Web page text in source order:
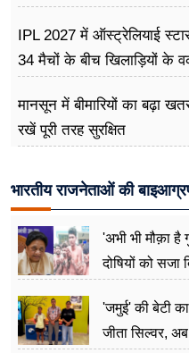
IPL 2027 में ऑस्ट्रेलियाई
34 मैचों के बीच खिलाड़ियों के
मानसून में बीमारियों का बढ़ा
रखें पूरी तरह सुरक्षित
भारतीय राजनेताओं की
'अभी भी मौक़ा
दोषियों को सजा
'जमुई' की बेटी
जीता सिल्वर,